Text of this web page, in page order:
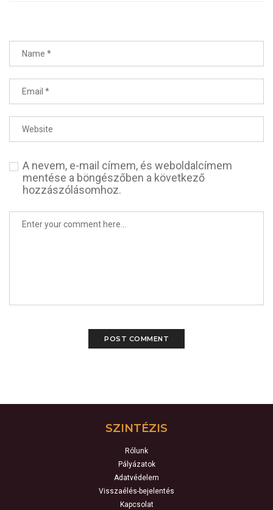
A nevem, e-mail címem, és weboldalcímem
mentése a böngészőben a következő
hozzászólásomhoz.
SZINTÉZIS
Rólunk
Pályázatok
Adatvédelem
Visszaélés-bejelentés
Kapcsolat